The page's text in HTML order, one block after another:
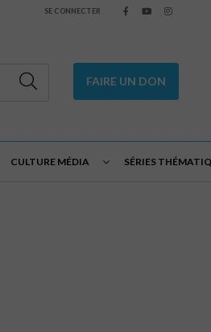
SE CONNECTER
FAIRE UN DON
CULTURE MÉDIA SÉRIES